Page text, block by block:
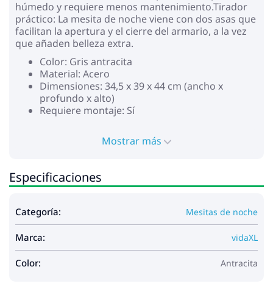
húmedo y requiere menos mantenimiento.Tirador
práctico: La mesita de noche viene con dos asas que
facilitan la apertura y el cierre del armario, a la vez
que añaden belleza extra.
Color: Gris antracita
Material: Acero
Dimensiones: 34,5 x 39 x 44 cm (ancho x
profundo x alto)
Requiere montaje: Sí
Mostrar más
Especificaciones
Categoría: Mesitas de noche
Marca: vidaXL
Color: Antracita